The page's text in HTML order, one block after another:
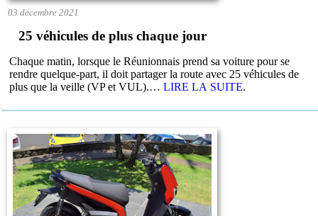
03 décembre 2021
25 véhicules de plus chaque jour
Chaque matin, lorsque le Réunionnais prend sa voiture pour se
rendre quelque-part, il doit partager la route avec 25 véhicules de
plus que la veille (VP et VUL).…LIRE LA SUITE.